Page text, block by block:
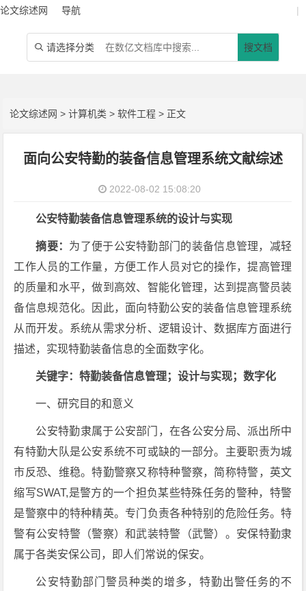
论文综述网 导航 |
 请选择分类 搜文档
论文综述网 >计算机类 >软件工程 > 正文
面向公安特勤的装备信息管理系统文献综述
2022-08-02 15:08:20
公安特勤装备信息管理系统的设计与实现
摘要： 为了便于公安特勤部门的装备信息管理，减轻
工作人员的工作量，方便工作人员对它的操作，提高管理
的质量和水平，做到高效、智能化管理，达到提高警员装
备信息规范化。因此，面向特勤公安的装备信息管理系统
从而开发。系统从需求分析、逻辑设计、数据库方面进行
描述，实现特勤装备信息的全面数字化。
关键字：特勤装备信息管理；设计与实现；数字化
一、研究目的和意义
公安特勤隶属于公安部门，在各公安分局、派出所中
有特勤大队是公安系统不可或缺的一部分。主要职责为城
市反恐、维稳。特勤警察又称特种警察，简称特警，英文
缩写SWAT,是警方的一个担负某些特殊任务的警种，特警
是警察中的特种精英。专门负责各种特别的危险任务。特
警有公安特警（警察）和武装特警（武警）。安保特勤隶
属于各类安保公司，即人们常说的保安。
公安特勤部门警员种类的增多，特勤出警任务的不